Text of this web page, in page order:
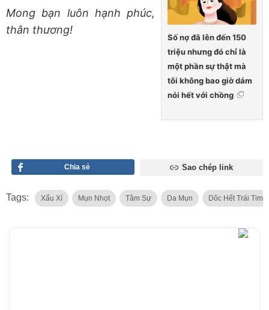
Số nợ đã lên đến 150
triệu nhưng đó chỉ là
một phần sự thật mà
tôi không bao giờ dám
nói hết với chồng
Mong bạn luôn hạnh phúc,
thân thương!
Chia sẻ Sao chép link
Tags: Xấu Xí Mụn Nhọt Tâm Sự Da Mụn Dôc Hết Trái Tim